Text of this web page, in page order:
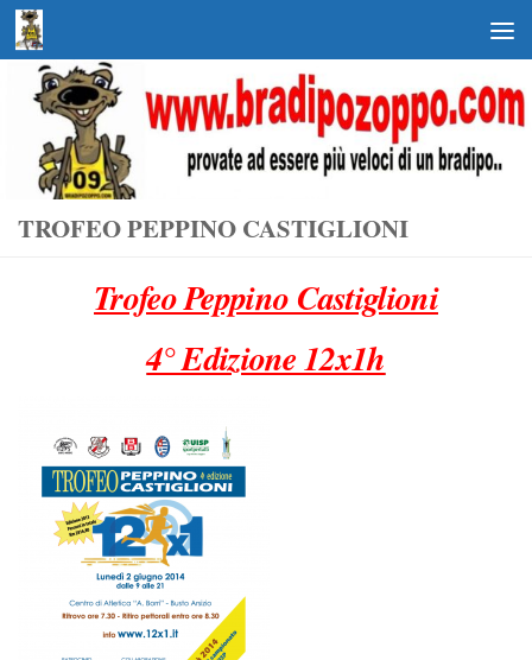
Salta al contenuto
TROFEO PEPPINO CASTIGLIONI
Trofeo Peppino Castiglioni
4° Edizione 12x1h